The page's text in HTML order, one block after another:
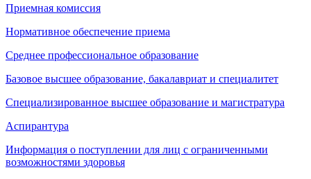
Приемная комиссия
Нормативное обеспечение приема
Среднее профессиональное образование
Базовое высшее образование, бакалавриат и специалитет
Специализированное высшее образование и магистратура
Аспирантура
Информация о поступлении для лиц с ограниченными
возможностями здоровья